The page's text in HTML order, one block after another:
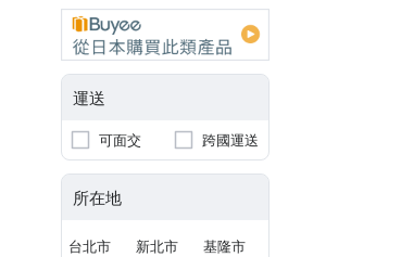
運送
可面交 跨國運送
所在地
台北市 新北市 基隆市